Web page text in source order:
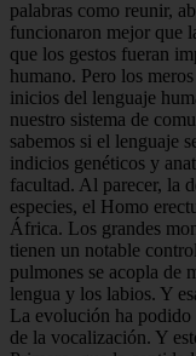
palabras como reunir,
funcionaron mejor que
que los gestos fueran
humano. Pero los
inicios del lenguaje
nuestro sistema de
sabemos si el lenguaje
indicios genéticos y
facultad. Al parecer, la
especies, el Homo
África. Los grandes
tienen un notable
pulmones se acopla de
lengua y los labios. Y
La evolución ha
de la vocalización. Y